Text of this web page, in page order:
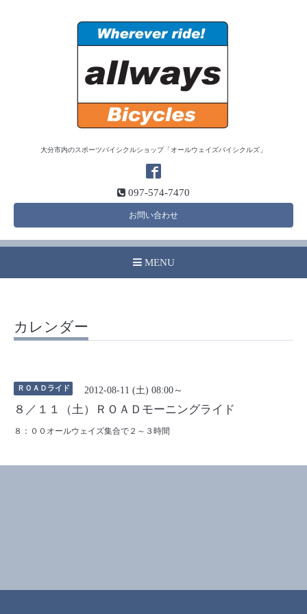
大分市内のスポーツバイシクルショップ「オールウェイズバイシクルズ」
097-574-7470
お問い合わせ
MENU
カレンダー
ＲＯＡＤライド 2012-08-11 (土) 08:00～
８／１１（土）ＲＯＡＤモーニングライド
８：００オールウェイズ集合で２～３時間